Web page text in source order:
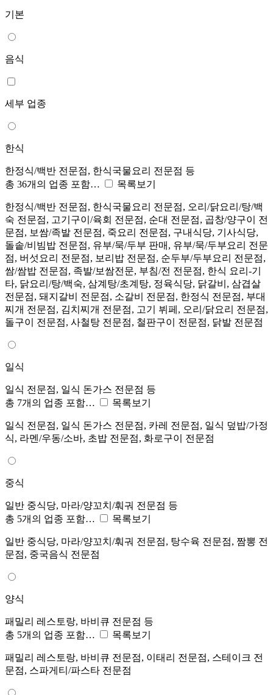
기본
음식
세부 업종
한식
한정식/백반 전문점, 한식국물요리 전문점 등
총 36개의 업종 포함…
목록보기
한정식/백반 전문점, 한식국물요리 전문점, 오리/닭요리/탕/백
숙 전문점, 고기구이/육회 전문점, 순대 전문점, 곱창/양구이 전
문점, 보쌈/족발 전문점, 죽요리 전문점, 구내식당, 기사식당,
돌솥/비빔밥 전문점, 유부/묵/두부 판매, 유부/묵/두부요리 전문
점, 버섯요리 전문점, 보리밥 전문점, 순두부/두부요리 전문점,
쌈/쌈밥 전문점, 족발/보쌈전문, 부침/전 전문점, 한식 요리-기
타, 닭요리/탕/백숙, 삼계탕/초계탕, 정육식당, 닭갈비, 삼겹살
전문점, 돼지갈비 전문점, 소갈비 전문점, 한정식 전문점, 부대
찌개 전문점, 김치찌개 전문점, 고기 뷔페, 오리/닭요리 전문점,
돌구이 전문점, 사철탕 전문점, 철판구이 전문점, 닭발 전문점
일식
일식 전문점, 일식 돈가스 전문점 등
총 7개의 업종 포함…
목록보기
일식 전문점, 일식 돈가스 전문점, 카레 전문점, 일식 덮밥/가정
식, 라멘/우동/소바, 초밥 전문점, 화로구이 전문점
중식
일반 중식당, 마라/양꼬치/훠궈 전문점 등
총 5개의 업종 포함…
목록보기
일반 중식당, 마라/양꼬치/훠궈 전문점, 탕수육 전문점, 짬뽕 전
문점, 중국음식 전문점
양식
패밀리 레스토랑, 바비큐 전문점 등
총 5개의 업종 포함…
목록보기
패밀리 레스토랑, 바비큐 전문점, 이태리 전문점, 스테이크 전
문점, 스파게티/파스타 전문점